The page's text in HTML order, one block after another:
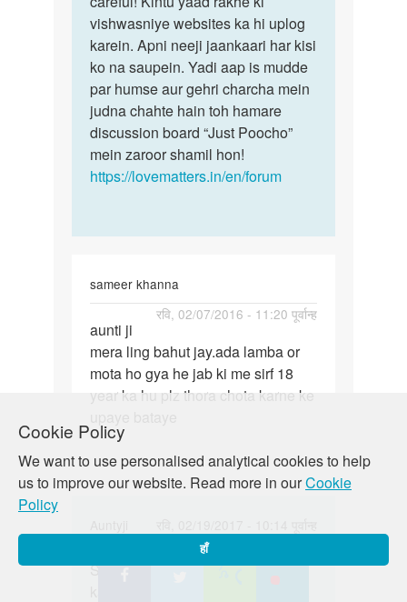
Cookie Policy
We want to use personalised analytical cookies to help
us to improve our website. Read more in ourCookie
Policy
हाँ
vishwasniye websites ka hi uplog
karein. Apni neeji jaankaari har kisi
ko na saupein. Yadi aap is mudde
par humse aur gehri charcha mein
judna chahte hain toh hamare
discussion board “Just Poocho”
mein zaroor shamil hon!
https://lovematters.in/en/forum
sameer khanna
रवि, 02/07/2016 - 11:20 पूर्वान्ह
aunti
ji
mera
lund
jay
aunti ji
mera ling bahut jay.ada lamba or
mota ho gya he jab ki me sirf 18
year ka hu plz thora chota karne ke
to
Sorry,
Sorry, bete. Ling ka size badalne
ka koi bhi tarika maujood nahi hai.